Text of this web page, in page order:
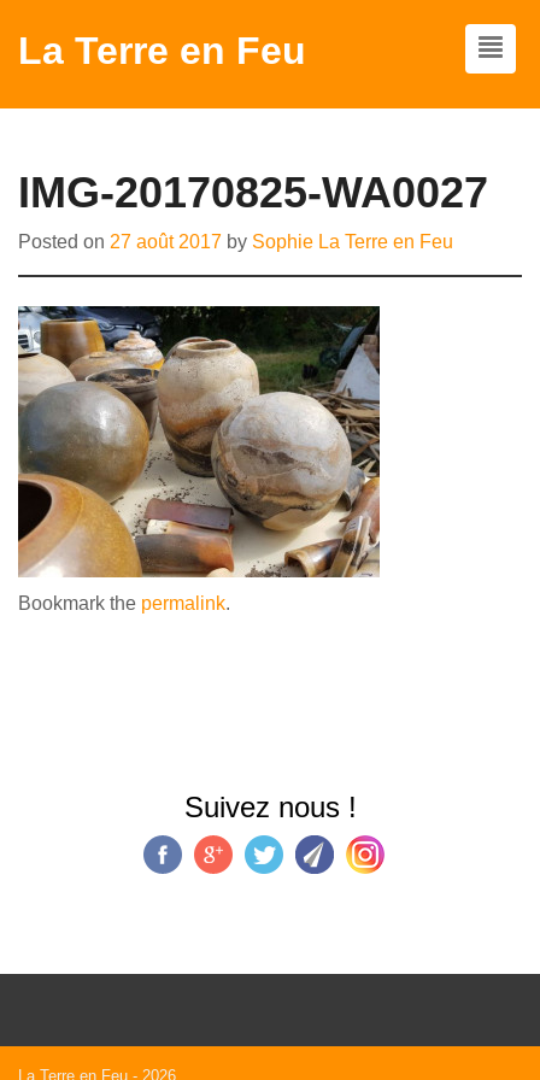
La Terre en Feu
IMG-20170825-WA0027
Posted on 27 août 2017 by Sophie La Terre en Feu
Bookmark the permalink.
Suivez nous !
La Terre en Feu - 2026